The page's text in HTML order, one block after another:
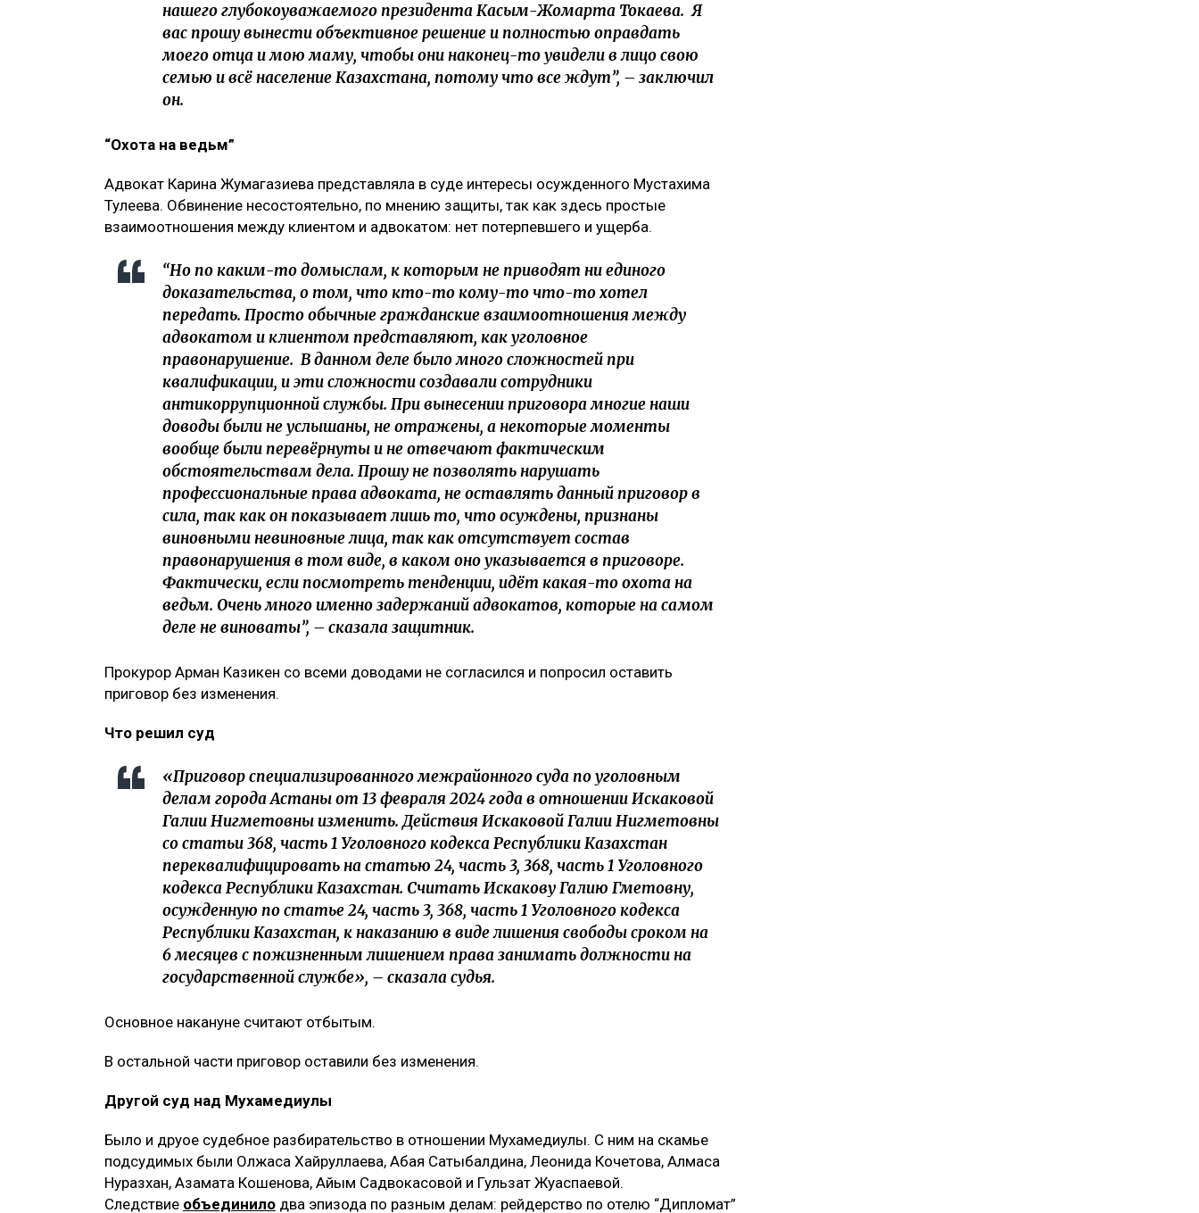
нашего глубокоуважаемого президента Касым-Жомарта Токаева. Я
вас прошу вынести объективное решение и полностью оправдать
моего отца и мою маму, чтобы они наконец-то увидели в лицо свою
семью и всё население Казахстана, потому что все ждут”, – заключил
он.
“Охота на ведьм”
Адвокат Карина Жумагазиева представляла в суде интересы осужденного Мустахима
Тулеева. Обвинение несостоятельно, по мнению защиты, так как здесь простые
взаимоотношения между клиентом и адвокатом: нет потерпевшего и ущерба.
“Но по каким-то домыслам, к которым не приводят ни единого
доказательства, о том, что кто-то кому-то что-то хотел
передать. Просто обычные гражданские взаимоотношения между
адвокатом и клиентом представляют, как уголовное
правонарушение. В данном деле было много сложностей при
квалификации, и эти сложности создавали сотрудники
антикоррупционной службы. При вынесении приговора многие наши
доводы были не услышаны, не отражены, а некоторые моменты
вообще были перевёрнуты и не отвечают фактическим
обстоятельствам дела. Прошу не позволять нарушать
профессиональные права адвоката, не оставлять данный приговор в
сила, так как он показывает лишь то, что осуждены, признаны
виновными невиновные лица, так как отсутствует состав
правонарушения в том виде, в каком оно указывается в приговоре.
Фактически, если посмотреть тенденции, идёт какая-то охота на
ведьм. Очень много именно задержаний адвокатов, которые на самом
деле не виноваты”, – сказала защитник.
Прокурор Арман Казикен со всеми доводами не согласился и попросил оставить
приговор без изменения.
Что решил суд
«Приговор специализированного межрайонного суда по уголовным
делам города Астаны от 13 февраля 2024 года в отношении Искаковой
Галии Нигметовны изменить. Действия Искаковой Галии Нигметовны
со статьи 368, часть 1 Уголовного кодекса Республики Казахстан
переквалифицировать на статью 24, часть 3, 368, часть 1 Уголовного
кодекса Республики Казахстан. Считать Искакову Галию Гметовну,
осужденную по статье 24, часть 3, 368, часть 1 Уголовного кодекса
Республики Казахстан, к наказанию в виде лишения свободы сроком на
6 месяцев с пожизненным лишением права занимать должности на
государственной службе», – сказала судья.
Основное накануне считают отбытым.
В остальной части приговор оставили без изменения.
Другой суд над Мухамедиулы
Было и друое судебное разбирательство в отношении Мухамедиулы. С ним на скамье
подсудимых были Олжаса Хайруллаева, Абая Сатыбалдина, Леонида Кочетова, Алмаса
Нуразхан, Азамата Кошенова, Айым Садвокасовой и Гульзат Жуаспаевой.
Следствие объединило два эпизода по разным делам: рейдерство по отелю “Дипломат”